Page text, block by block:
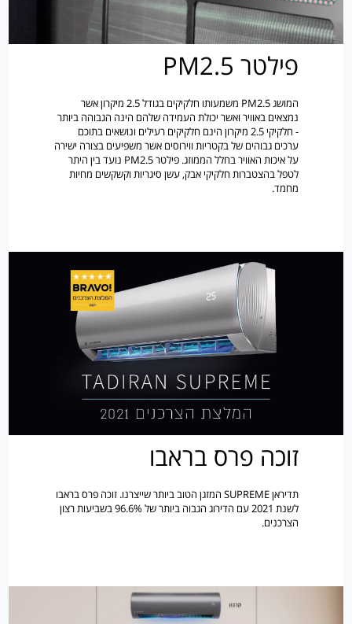
פילטר PM2.5
המושג PM2.5 משמעותו חלקיקים בגודל 2.5 מיקרון אשר
נמצאים באוויר ואשר יכולת העמידה שלהם הינה הגבוהה ביותר
- חלקיקי 2.5 מיקרון הינם חלקיקים רעילים ונושאים בתוכם
ערכים גבוהים של בקטריות ווירוסים אשר משפיעים בצורה ישירה
על איכות האוויר בחלל הממוזג. פילטר PM2.5 נועד בין היתר
לטפל בהצטברות חלקיקי אבק, עשן סיגריות וקשקשים מחיות
מחמד.
זוכה פרס בראבו
תדיראן SUPREME המזגן הטוב ביותר שייצרנו. זוכה פרס בראבו
לשנת 2021 עם הדירוג הגבוה ביותר של 96.6% בשביעות רצון
הצרכנים.